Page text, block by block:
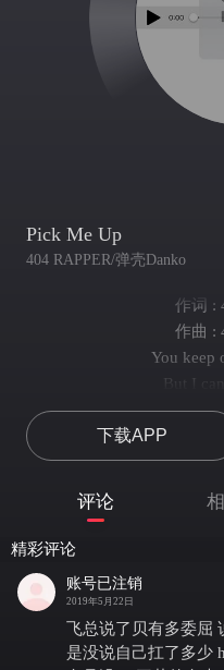
Pick Me Up
404 RAPPER/弹壳Danko
作词 :
作曲 :
You keep
But I
And
But I
从小在
被亲
下载APP
评论
精彩评论
账号已注销
2019年5月22日
飞总说了贝有多委屈
是没说自己扛了多少